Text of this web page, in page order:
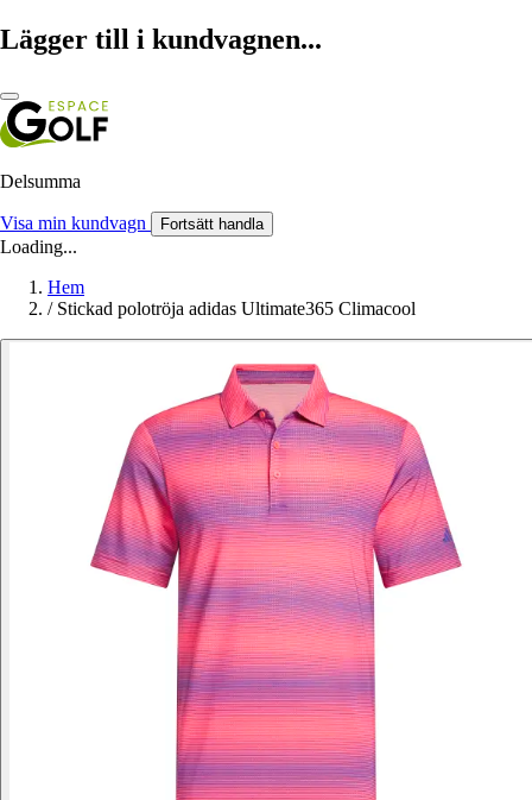
Lägger till i kundvagnen...
Delsumma
Visa min kundvagn Fortsätt handla
Loading...
Hem
/ Stickad polotröja adidas Ultimate365 Climacool